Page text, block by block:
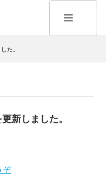
た。
新しました。
ぞ